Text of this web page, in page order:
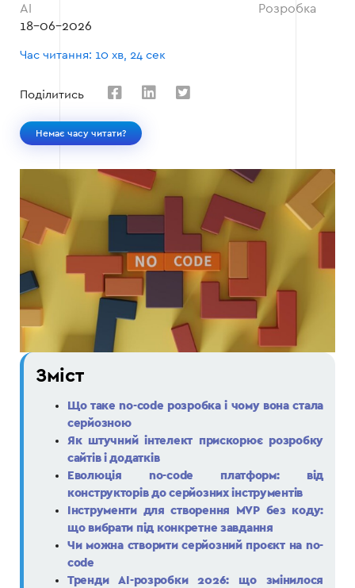
AI
Розробка
18-06-2026
Час читання: 10 хв, 24 сек
Поділитись
Немає часу читати?
Зміст
Що таке no-code розробка і чому вона стала
серйозною
Як штучний інтелект прискорює розробку
сайтів і додатків
Еволюція no-code платформ: від
конструкторів до серйозних інструментів
Інструменти для створення MVP без коду:
що вибрати під конкретне завдання
Чи можна створити серйозний проєкт на no-
code
Тренди AI-розробки 2026: що змінилося